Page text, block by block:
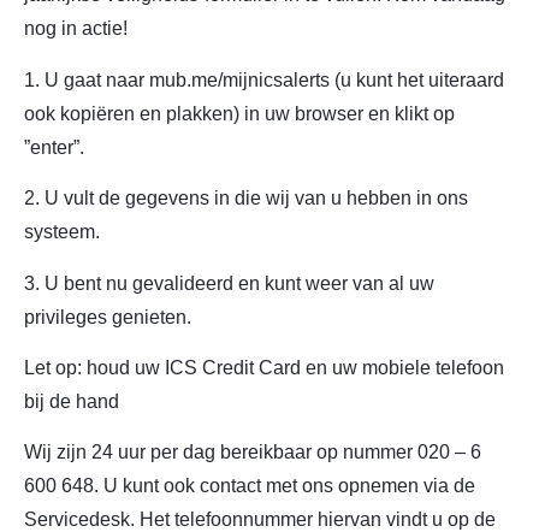
nog in actie!
1. U gaat naar mub.me/mijnicsalerts (u kunt het uiteraard
ook kopiëren en plakken) in uw browser en klikt op
”enter”.
2. U vult de gegevens in die wij van u hebben in ons
systeem.
3. U bent nu gevalideerd en kunt weer van al uw
privileges genieten.
Let op: houd uw ICS Credit Card en uw mobiele telefoon
bij de hand
Wij zijn 24 uur per dag bereikbaar op nummer 020 – 6
600 648. U kunt ook contact met ons opnemen via de
Servicedesk. Het telefoonnummer hiervan vindt u op de